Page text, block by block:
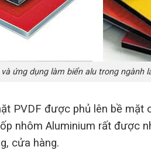
và ứng dụng làm biển alu trong ngành
PVDF được phủ lên bề
nhôm Aluminium rất được
cửa hàng.